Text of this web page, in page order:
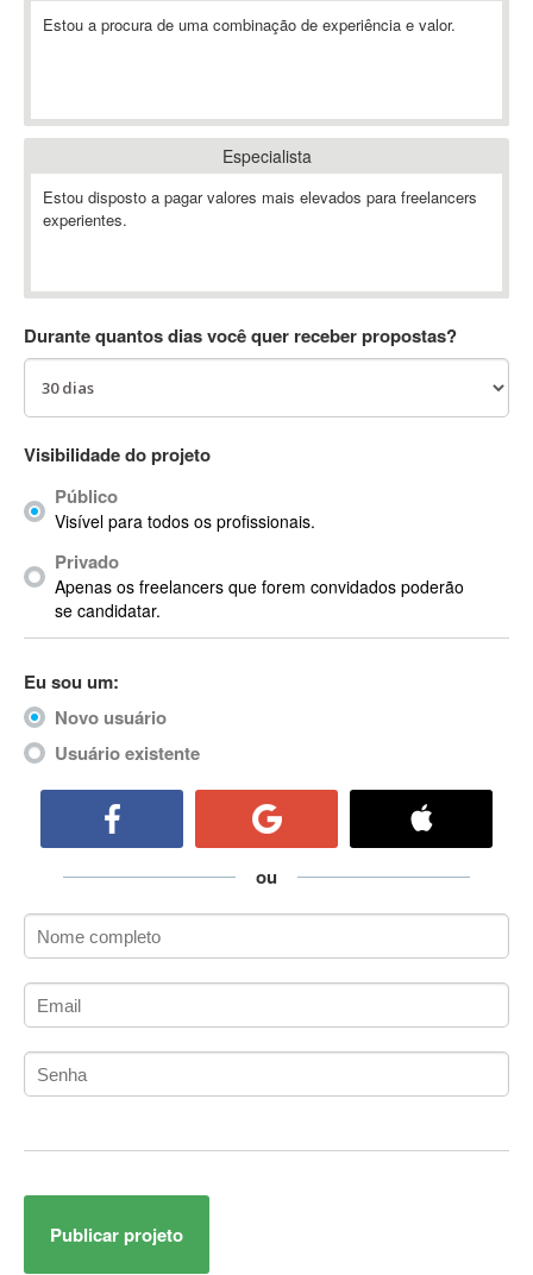
ABIS
Ableton Push
Abstract
Abstract Window Toolkit (AWT)
Absynth
AC3
AccountMate
ACDSee
ACID Pro
ACPI
Acrobat X
ACT
Actian
Actimize
ActionScript 3
Active Directory
ActiveCollab
ActiveX
ActiveX Data Objects (ADO)
Ada
Adianti Framework
ADK
Administração
Administração de Artistas e Repertórios
Administração de Redes
Administração PostgreSQL
ADO.NET Entity Framework
Estou a procura de uma combinação de experiência e valor.
Especialista
Estou disposto a pagar valores mais elevados para freelancers
experientes.
Durante quantos dias você quer receber propostas?
Visibilidade do projeto
Público
Visível para todos os profissionais.
Privado
Apenas os freelancers que forem convidados poderão
se candidatar.
Eu sou um:
Novo usuário
Usuário existente
ou
Publicar projeto